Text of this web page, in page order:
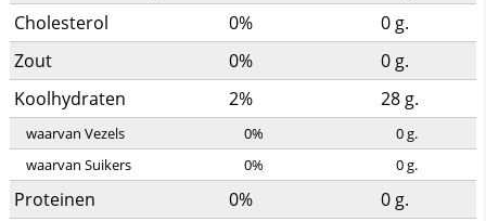
Cholesterol 0% 0g.
Zout
0% 0g.
Koolhydraten
2% 28g.
waarvan Vezels 0% 0g.
waarvan Suikers
0% 0g.
Proteinen 0% 0g.